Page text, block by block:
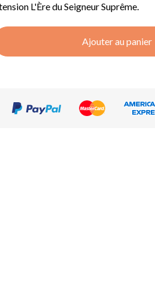
L'Ère du Seigneur Suprême.
Ajouter au panier